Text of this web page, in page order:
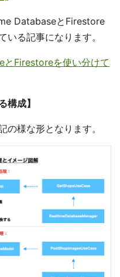
DatabaseとFirestore
いる記事になります。
Firestoreを使い分けて
構成】
の様な形となります。